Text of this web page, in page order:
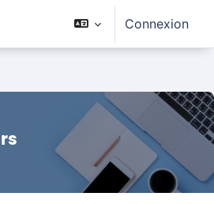
Connexion